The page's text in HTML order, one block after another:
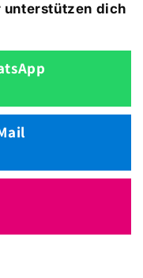
unterstützen dich